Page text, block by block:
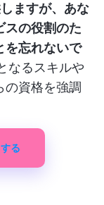
ますが、あな
スの役割のた
を忘れないで
なるスキルや
の資格を強調
る